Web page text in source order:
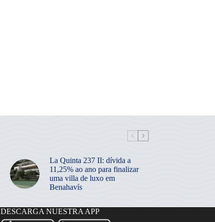
La Quinta 237 II: dívida a
11,25% ao ano para finalizar
uma villa de luxo em
Benahavís
DESCARGA NUESTRA APP